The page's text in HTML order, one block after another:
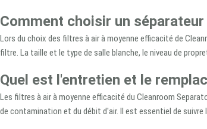
Comment choisir un
Lors du choix des filtres à air à moyenne efficacité de
filtre. La taille et le type de salle blanche, le niveau de
Quel est l'entretien et le
Les filtres à air à moyenne efficacité du Cleanroom
de contamination et du débit d'air. Il est essentiel de